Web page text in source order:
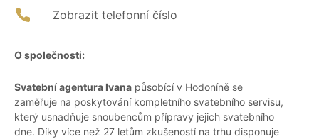
Zobrazit telefonní číslo
O společnosti:
Svatební agentura Ivana působící v Hodoníně se
zaměřuje na poskytování kompletního svatebního servisu,
který usnadňuje snoubencům přípravy jejich svatebního
dne. Díky více než 27 letům zkušeností na trhu disponuje